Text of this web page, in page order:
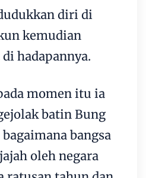
diri di
kemudian
hadapannya.
momen itu ia
batin Bung
bangsa
oleh negara